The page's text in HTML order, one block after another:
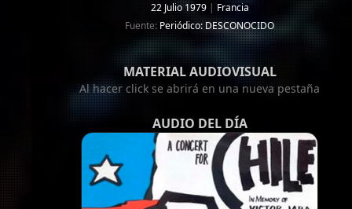
22 Julio 1979 | Francia
Fuente: Periódico: DESCONOCIDO
MATERIAL AUDIOVISUAL
Al hacer click se abrirá en una nueva pestaña
AUDIO DEL DÍA